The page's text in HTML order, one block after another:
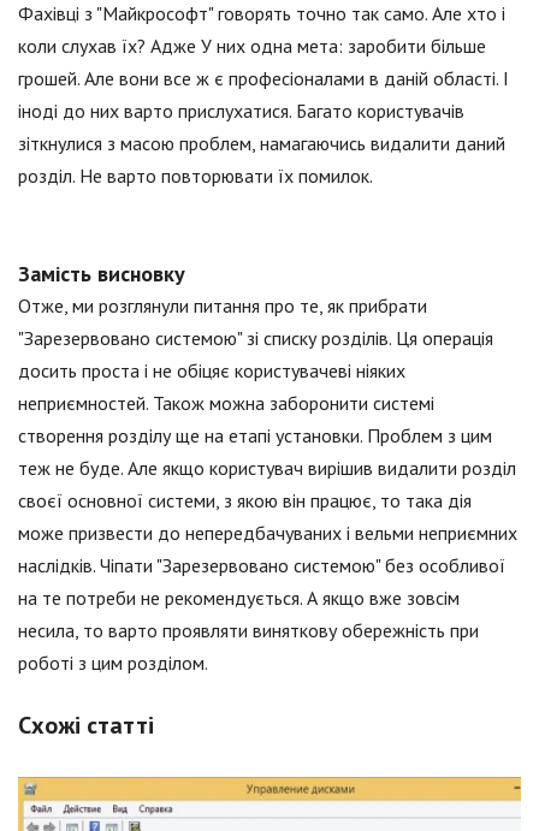
Фахівці з "Майкрософт" говорять точно так само. Але хто і
коли слухав їх? Адже У них одна мета: заробити більше
грошей. Але вони все ж є професіоналами в даній області. І
іноді до них варто прислухатися. Багато користувачів
зіткнулися з масою проблем, намагаючись видалити даний
розділ. Не варто повторювати їх помилок.
Замість висновку
Отже, ми розглянули питання про те, як прибрати
"Зарезервовано системою" зі списку розділів. Ця операція
досить проста і не обіцяє користувачеві ніяких
неприємностей. Також можна заборонити системі
створення розділу ще на етапі установки. Проблем з цим
теж не буде. Але якщо користувач вирішив видалити розділ
своєї основної системи, з якою він працює, то така дія
може призвести до непередбачуваних і вельми неприємних
наслідків. Чіпати "Зарезервовано системою" без особливої
на те потреби не рекомендується. А якщо вже зовсім
несила, то варто проявляти виняткову обережність при
роботі з цим розділом.
Схожі статті